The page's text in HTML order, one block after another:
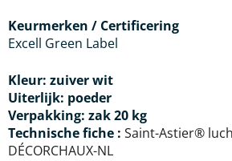
Keurmerken / Certificering
Excell Green Label
Kleur: zuiver wit
Uiterlijk: poeder
Verpakking: zak 20 kg
Technische fiche : Saint-Astier®
DÉCORCHAUX-NL